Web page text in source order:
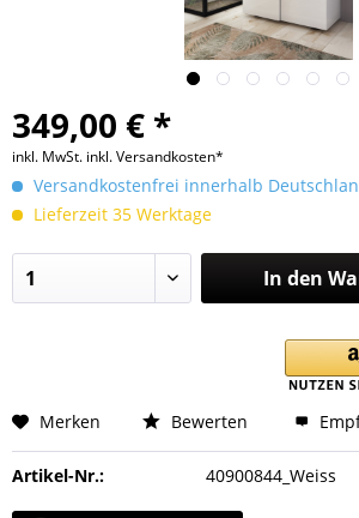
349,00 € *
inkl. MwSt. inkl. Versandkosten*
Versandkostenfrei innerhalb
Lieferzeit 35 Werktage
In den
Merken Bewerten
Artikel-Nr.: 40900844_Weiss